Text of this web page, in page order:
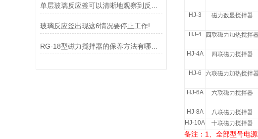
玻璃反应釜出现这6情况要停止工作!
RG-18型磁力搅拌器的保养方法有哪些？
HJ-3 磁力数显搅拌器
HJ-4 四联磁力加热搅拌器
HJ-4A 四联磁力搅拌器
HJ-6 六联磁力加热搅拌器
HJ-6A 六联磁力搅拌器
HJ-8A 八联磁力搅拌器
HJ-10A
十联磁力搅拌器
备注： 1 、全部型号电